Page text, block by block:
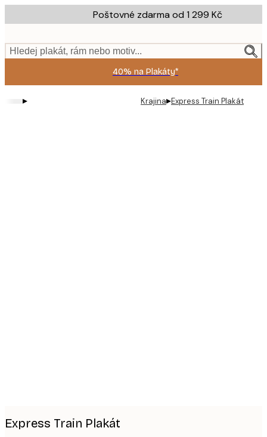
to
content.
Poštovné zdarma od 1 299 Kč
Hledej plakát, rám nebo motiv...
40% na Plakáty*
▸ Krajina▸Express Train Plakát
Express Train Plakát